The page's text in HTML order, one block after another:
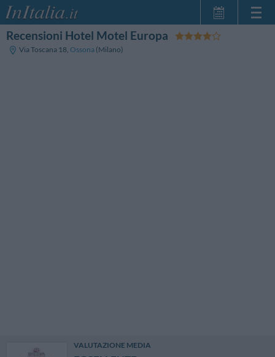
Home Page
Recensioni Hotel Motel Europa
Via Toscana 18, Ossona (Milano)
VALUTAZIONE MEDIA